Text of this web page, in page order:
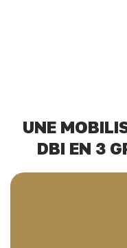
UNE
DBI EN 3